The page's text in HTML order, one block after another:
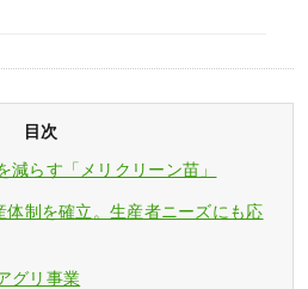
目次
減らす「メリクリーン苗」
制を確立。生産者ニーズにも応
グリ事業